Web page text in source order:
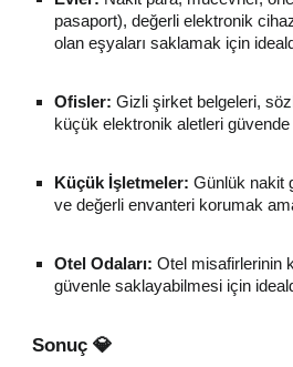
pasaport), değerli elektronik
olan eşyaları saklamak için
Ofisler: Gizli şirket belgeleri,
küçük elektronik aletleri güvende
Küçük İşletmeler: Günlük nakit
ve değerli envanteri korumak
Otel Odaları: Otel misafirlerinin
güvenle saklayabilmesi için
Sonuç 💎